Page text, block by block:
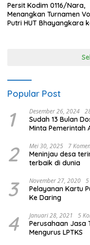
Persit Kodim 0116/Nara,
Menangkan Turnamen
Putri HUT Bhayangkara
Popular Post
1 Desember 26, 2024
Sudah 13 Bulan
Minta Pemerintah
2 Mei 30, 2025 7
Meninjau desa
terbaik di dunia
3 November 27, 2020
Pelayanan Kartu
Ke Daring
4 Januari 28, 2021 5
Perusahaan Jasa
Mengurus LPTKS